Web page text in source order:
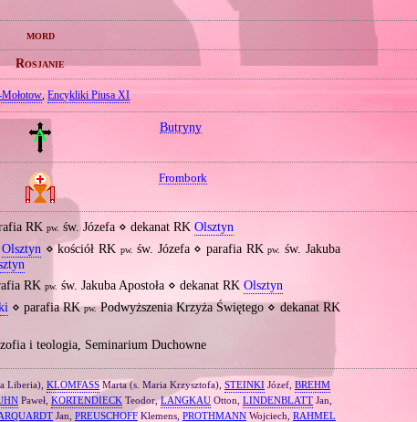
mord
Rosjanie
,Encykliki Piusa XI
Butryny
Frombork
RK pw. św. Józefa ⋄ dekanat RK Olsztyn
Olsztyn ⋄ kościół RK pw. św. Józefa ⋄ parafia RKpw.
św. Jakuba
RK pw. św. Jakuba Apostoła ⋄ dekanat RK Olsztyn
⋄ parafia RKpw.Podwyższenia Krzyża Świętego ⋄ dekanat RK
i teologia, Seminarium Duchowne
Liberia), KLOMFASSMarta (s. Maria Krzysztofa), STEINKIJózef, BREHM
Paweł, KORTENDIECK Teodor,LANGKAUOtton, LINDENBLATTJan,
Jan, PREUSCHOFFKlemens, PROTHMANNWojciech, RAHMEL